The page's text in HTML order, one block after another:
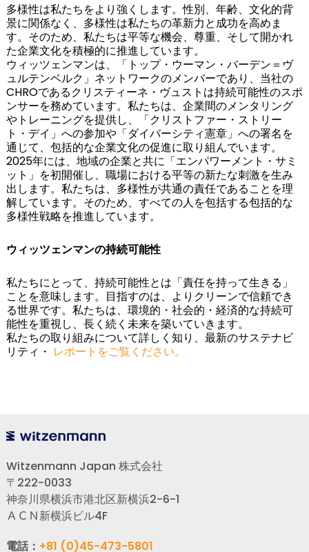
多様性は私たちをより強くします。性別、年齢、文化的背
景に関係なく、多様性は私たちの革新力と成功を高めま
す。そのため、私たちは平等な機会、尊重、そして開かれ
た企業文化を積極的に推進しています。
ウィッツェンマンは、「トップ・ウーマン・バーデン＝ヴ
ュルテンベルク」ネットワークのメンバーであり、当社の
CHROであるクリスティーネ・ヴュストは持続可能性のスポ
ンサーを務めています。私たちは、企業間のメンタリング
やトレーニングを提供し、「クリストファー・ストリー
ト・デイ」への参加や「ダイバーシティ憲章」への署名を
通じて、包括的な企業文化の促進に取り組んでいます。
2025年には、地域の企業と共に「エンパワーメント・サミ
ット」を初開催し、職場における平等の新たな刺激を生み
出します。私たちは、多様性が共通の責任であることを理
解しています。そのため、すべての人を包括する包括的な
多様性戦略を推進しています。
ウィッツェンマンの持続可能性
私たちにとって、持続可能性とは「責任を持って生きる」
ことを意味します。目指すのは、よりクリーンで信頼でき
る世界です。私たちは、環境的・社会的・経済的な持続可
能性を重視し、長く続く未来を築いていきます。
私たちの取り組みについて詳しく知り、最新のサステナビ
リティ・ レポートをご覧ください。
Witzenmann Japan 株式会社
〒222-0033
神奈川県横浜市港北区新横浜2-6-1
ＡＣＮ新横浜ビル4F
電話： +81 (0)45-473-5801